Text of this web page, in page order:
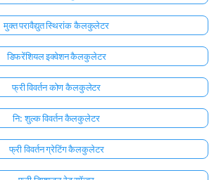
मुक्त परावैद्युत स्थिरांक कैलकुलेटर
डिफरेंशियल इक्वेशन कैलकुलेटर
फ्री विवर्तन कोण कैलकुलेटर
नि: शुल्क विवर्तन कैलकुलेटर
फ्री विवर्तन ग्रेटिंग कैलकुलेटर